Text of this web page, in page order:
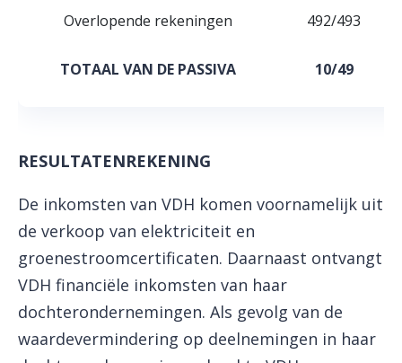
Overlopende rekeningen
492/493
TOTAAL VAN DE PASSIVA 10/49
RESULTATENREKENING
De inkomsten van VDH komen voornamelijk uit
de verkoop van elektriciteit en
groenestroomcertificaten. Daarnaast ontvangt
VDH financiële inkomsten van haar
dochterondernemingen. Als gevolg van de
waardevermindering op deelnemingen in haar